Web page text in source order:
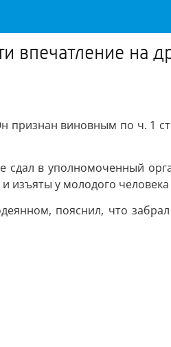
впечатление на
признан виновным по ч. 1
в уполномоченный
изъяты у молодого
пояснил, что